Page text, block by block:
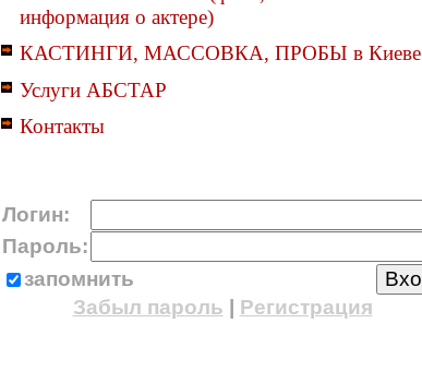
информация о актере)
КАСТИНГИ, МАССОВКА, ПРОБЫ в Киеве
Услуги АБСТАР
Контакты
Логин:
Пароль:
запомнить
Забыл пароль
Регистрация